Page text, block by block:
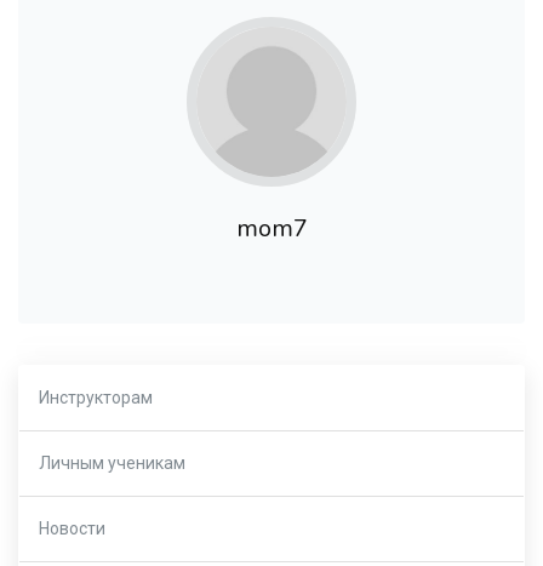
mom7
Инструкторам
Личным ученикам
Новости